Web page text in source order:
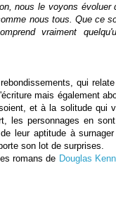
nous le voyons
nous tous. Que ce
vraiment
qui
mais également
et à la solitude qui
les personnages en
leur aptitude à
son lot de surprises.
romans de Douglas